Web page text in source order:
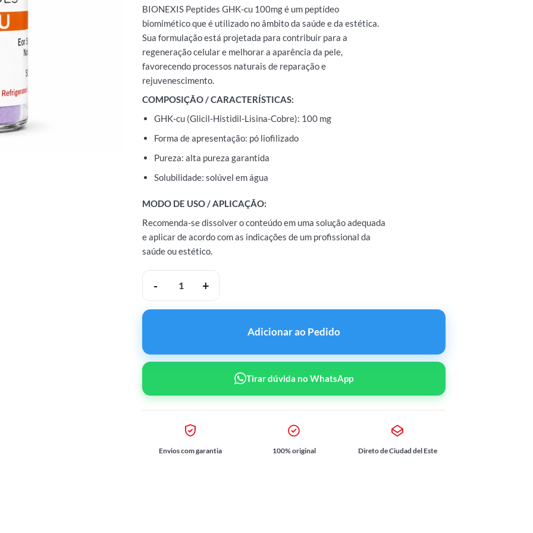
BIONEXIS Peptides GHK-cu 100mg é um peptídeo
biomimético que é utilizado no âmbito da saúde e da estética.
Sua formulação está projetada para contribuir para a
regeneração celular e melhorar a aparência da pele,
favorecendo processos naturais de reparação e
rejuvenescimento.
COMPOSIÇÃO / CARACTERÍSTICAS:
GHK-cu (Glicil-Histidil-Lisina-Cobre): 100 mg
Forma de apresentação: pó liofilizado
Pureza: alta pureza garantida
Solubilidade: solúvel em água
MODO DE USO / APLICAÇÃO:
Recomenda-se dissolver o conteúdo em uma solução adequada
e aplicar de acordo com as indicações de um profissional da
saúde ou estético.
BIONEXIS Peptides GHK-cu 100mg quantidade
Adicionar ao Pedido
Tirar dúvida no WhatsApp
Envios com garantia 100% original Direto de Ciudad del Este